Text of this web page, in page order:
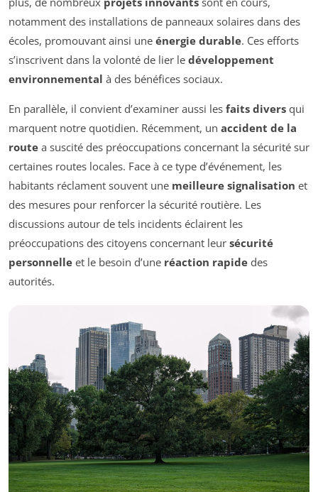
notamment des installations de panneaux solaires dans des
écoles, promouvant ainsi une énergie durable. Ces efforts
s’inscrivent dans la volonté de lier le développement
environnemental à des bénéfices sociaux.
En parallèle, il convient d’examiner aussi les faits divers qui
marquent notre quotidien. Récemment, un accident de la
route a suscité des préoccupations concernant la sécurité sur
certaines routes locales. Face à ce type d’événement, les
habitants réclament souvent une meilleure signalisation et
des mesures pour renforcer la sécurité routière. Les
discussions autour de tels incidents éclairent les
préoccupations des citoyens concernant leur sécurité
personnelle et le besoin d’une réaction rapide des
autorités.